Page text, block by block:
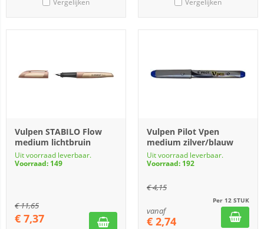
Vergelijken Vergelijken
Vulpen STABILO Flow
medium lichtbruin
Uit voorraad leverbaar.
Voorraad: 149
€11,65
€ 7,37
Vulpen Pilot Vpen
medium zilver/blauw
Uit voorraad leverbaar.
Voorraad: 192
€4,15
Per 12 STUK
vanaf
€ 2,74